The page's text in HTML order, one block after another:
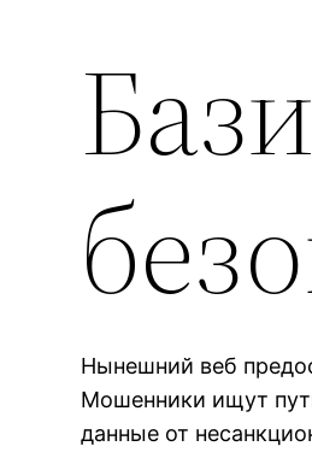
Нынешний веб
Мошенники ищут
данные от